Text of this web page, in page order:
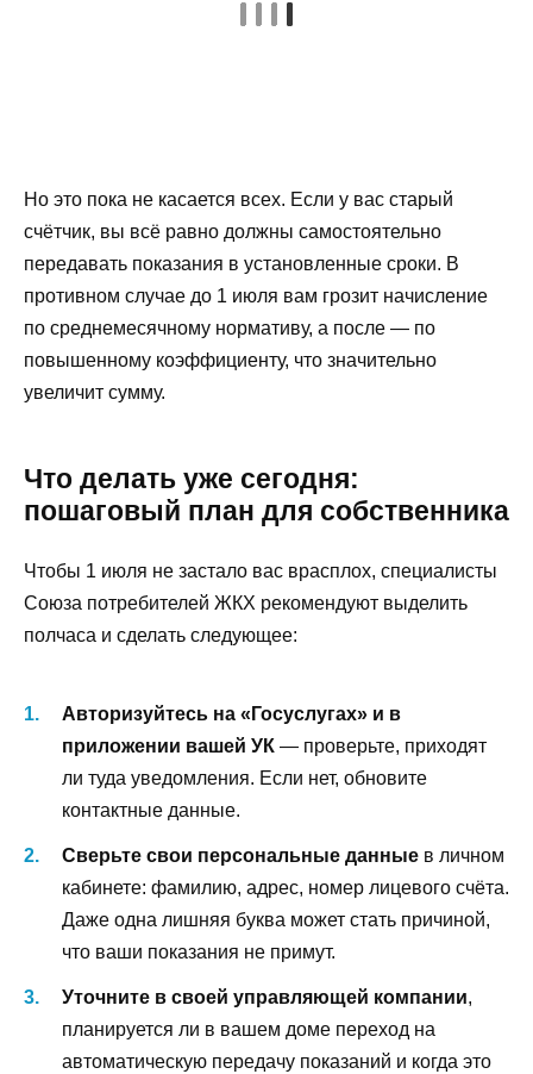
Но это пока не касается всех. Если у вас старый
счётчик, вы всё равно должны самостоятельно
передавать показания в установленные сроки. В
противном случае до 1 июля вам грозит начисление
по среднемесячному нормативу, а после — по
повышенному коэффициенту, что значительно
увеличит сумму.
Что делать уже сегодня:
пошаговый план для собственника
Чтобы 1 июля не застало вас врасплох, специалисты
Союза потребителей ЖКХ рекомендуют выделить
полчаса и сделать следующее:
Авторизуйтесь на «Госуслугах» и в
приложении вашей УК — проверьте, приходят
ли туда уведомления. Если нет, обновите
контактные данные.
Сверьте свои персональные данные в личном
кабинете: фамилию, адрес, номер лицевого счёта.
Даже одна лишняя буква может стать причиной,
что ваши показания не примут.
Уточните в своей управляющей компании,
планируется ли в вашем доме переход на
автоматическую передачу показаний и когда это